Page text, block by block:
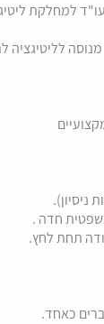
למחלקת
לליטיגציה
ניסיון).
חדה .
תחת לחץ.
כאחד.